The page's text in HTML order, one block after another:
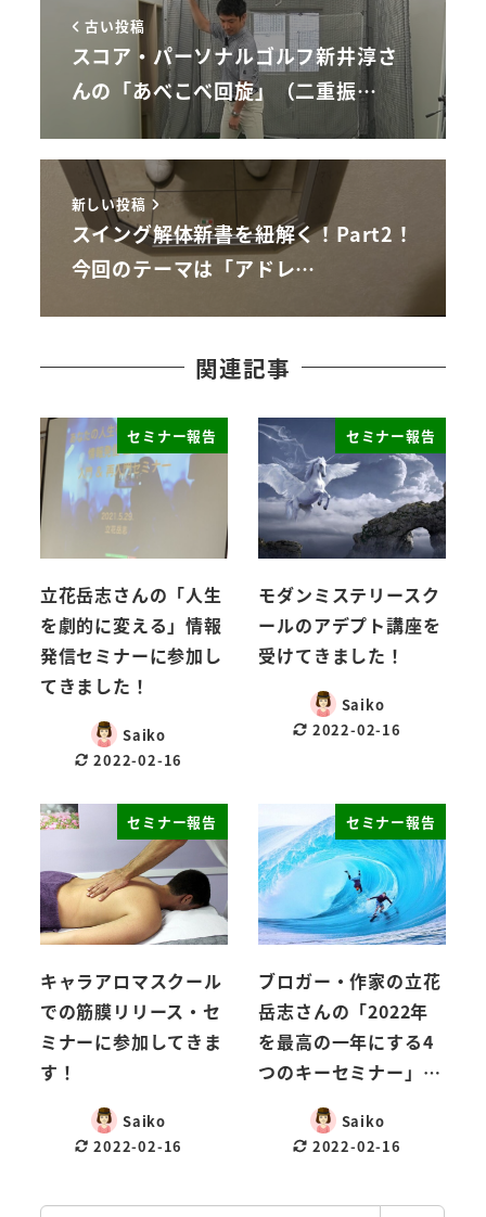
古い投稿
スコア・パーソナルゴルフ新井淳さ
んの「あべこべ回旋」（二重振…
新しい投稿
スイング解体新書を紐解く！Part2！
今回のテーマは「アドレ…
関連記事
セミナー報告
立花岳志さんの「人生
を劇的に変える」情報
発信セミナーに参加し
てきました！
Saiko
2022-02-16
セミナー報告
モダンミステリースク
ールのアデプト講座を
受けてきました！
Saiko
2022-02-16
セミナー報告
キャラアロマスクール
での筋膜リリース・セ
ミナーに参加してきま
す！
Saiko
2022-02-16
セミナー報告
ブロガー・作家の立花
岳志さんの「2022年
を最高の一年にする4
つのキーセミナー」…
Saiko
2022-02-16